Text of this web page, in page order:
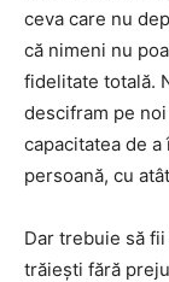
ceva care nu
că nimeni nu
fidelitate totală.
descifram pe
capacitatea de
persoană, cu
Dar trebuie să
trăiești fără